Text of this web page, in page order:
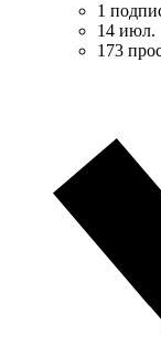
1
14 июл.
173